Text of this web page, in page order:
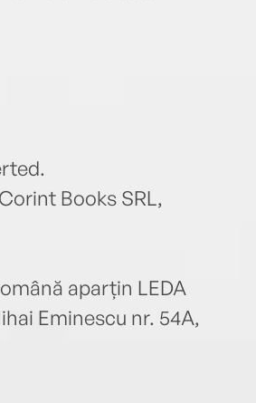
Books SRL,
aparțin LEDA
Eminescu nr. 54A,